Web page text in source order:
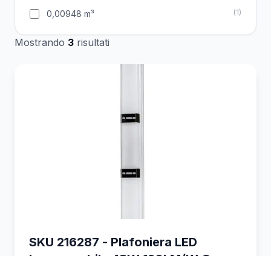
0,00948 m³ (1)
Mostrando 3 risultati
SKU 216287 - Plafoniera LED